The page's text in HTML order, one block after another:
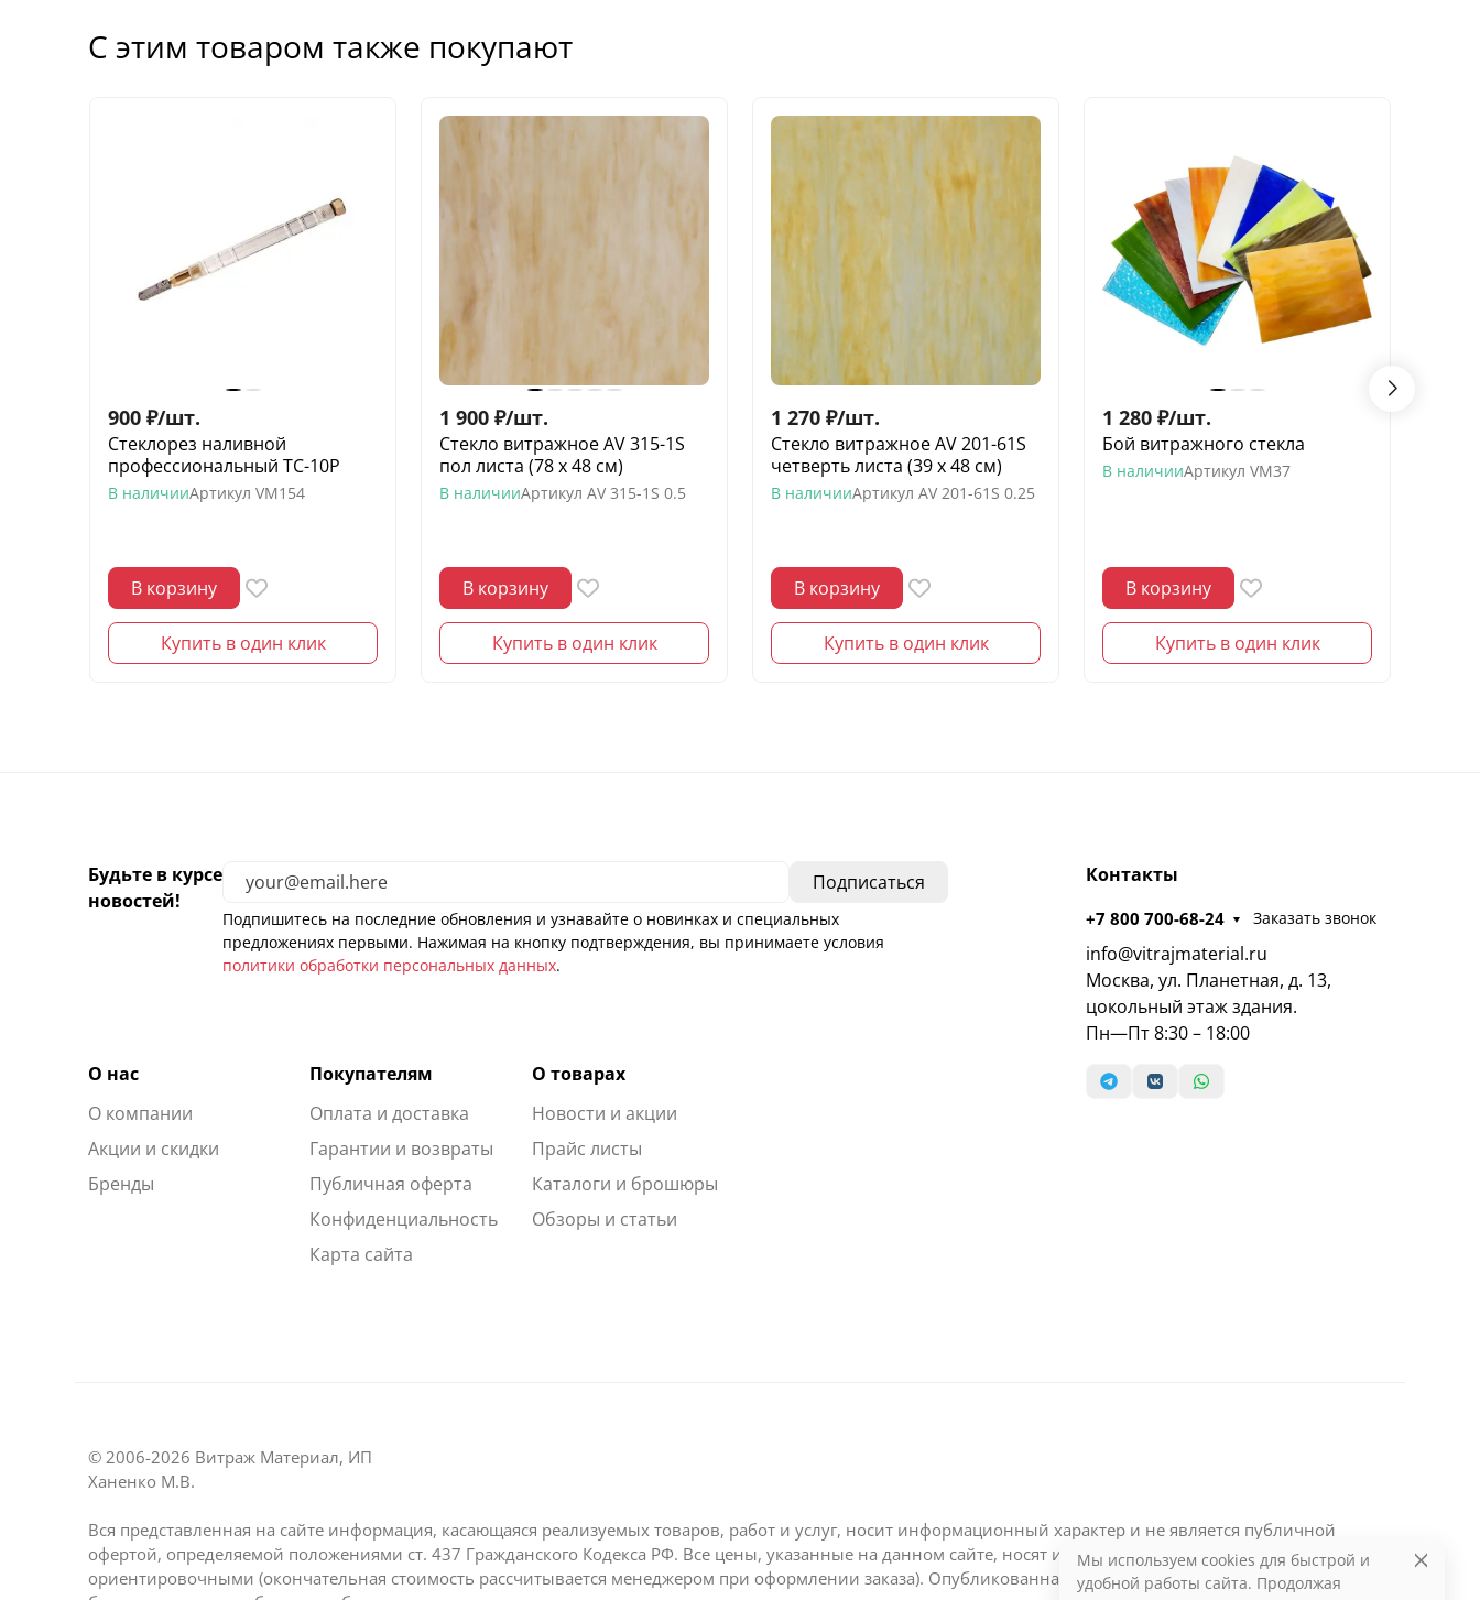
С этим товаром также покупают
900 ₽/шт.
Стеклорез наливной
профессиональный TC-10P
В наличииАртикул VM154
В корзину
Купить в один клик
1 900 ₽/шт.
Стекло витражное AV 315-1S
пол листа (78 х 48 см)
В наличииАртикул AV 315-1S 0.5
В корзину
Купить в один клик
1 270 ₽/шт.
Стекло витражное AV 201-61S
четверть листа (39 х 48 см)
В наличииАртикул AV 201-61S 0.25
В корзину
Купить в один клик
1 280 ₽/шт.
Бой витражного стекла
В наличииАртикул VM37
В корзину
Купить в один клик
Будьте в курсе
новостей!
Подпишитесь на последние обновления и узнавайте о новинках и специальных
предложениях первыми. Нажимая на кнопку подтверждения, вы принимаете условия
политики обработки персональных данных.
О нас
О компании
Акции и скидки
Бренды
Покупателям
Оплата и доставка
Гарантии и возвраты
Публичная оферта
Конфиденциальность
Карта сайта
О товарах
Новости и акции
Прайс листы
Каталоги и брошюры
Обзоры и статьи
Контакты
+7 800 700-68-24 Заказать звонок
info@vitrajmaterial.ru
Москва, ул. Планетная, д. 13,
цокольный этаж здания.
Пн—Пт 8:30 – 18:00
© 2006-2026 Витраж Материал, ИП
Ханенко М.В.
Вся представленная на сайте информация, касающаяся реализуемых товаров, работ и услуг, носит информационный характер и не является публичной
офертой, определяемой положениями ст. 437 Гражданского Кодекса РФ. Все цены, указанные на данном сайте, носят информационный характер и являются
ориентировочными (окончательная стоимость рассчитывается менеджером при оформлении заказа). Опубликованная на данном сайте информация может
Мы используем cookies для быстрой и
удобной работы сайта. Продолжая